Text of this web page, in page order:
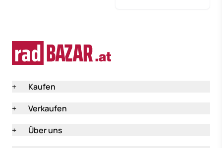
+
Kaufen
+
Verkaufen
+
Über uns